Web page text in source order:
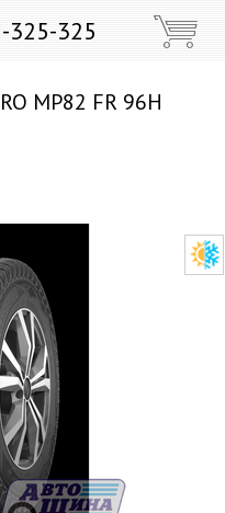
325-325
MP82 FR 96H